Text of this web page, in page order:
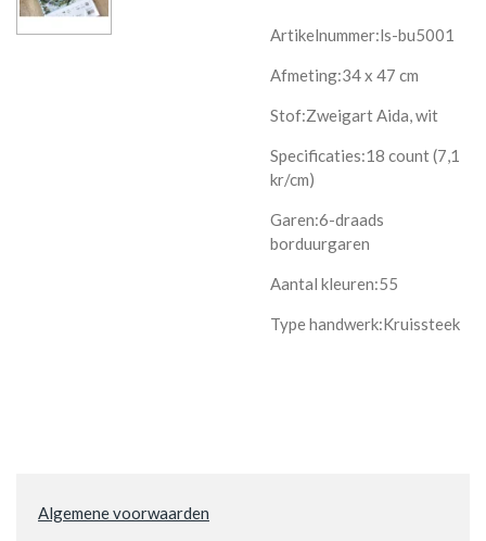
Artikelnummer:ls-bu5001
Afmeting:34 x 47 cm
Stof:Zweigart Aida, wit
Specificaties:18 count (7,1
kr/cm)
Garen:6-draads
borduurgaren
Aantal kleuren:55
Type handwerk:Kruissteek
Algemene voorwaarden